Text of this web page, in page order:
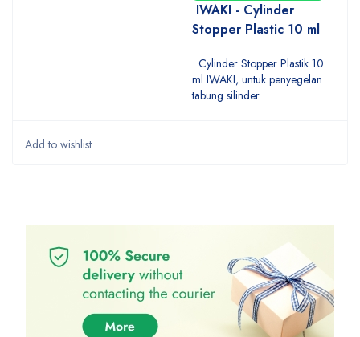
IWAKI - Cylinder
Stopper Plastic 10 ml
Cylinder Stopper Plastik 10
ml IWAKI, untuk penyegelan
tabung silinder.